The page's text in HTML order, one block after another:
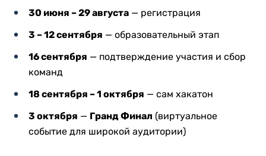
30 июня – 29 августа — регистрация
3 – 12 сентября — образовательный этап
16 сентября — подтверждение участия и сбор
команд
18 сентября – 1 октября — сам хакатон
3 октября — Гранд Финал (виртуальное
событие для широкой аудитории)